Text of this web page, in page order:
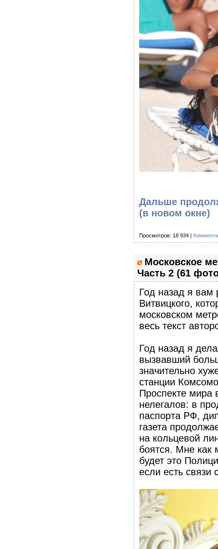
Дальше
(в новом окне)
Просмотров: 18 934 |
Московское
Часть 2 (61
Год назад я вам
Витвицкого,
московском
весь текст
Год назад я
вызвавший
значительно
станции
Проспекте мира
нелегалов: в
паспорта РФ,
газета
на кольцевой
боятся. Мне как
будет это
если есть связи